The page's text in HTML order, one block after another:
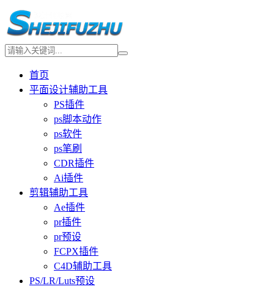
首页
平面设计辅助工具
PS插件
ps脚本动作
ps软件
ps笔刷
CDR插件
Ai插件
剪辑辅助工具
Ae插件
pr插件
pr预设
FCPX插件
C4D辅助工具
PS/LR/Luts预设